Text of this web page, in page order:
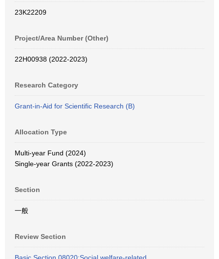
23K22209
Project/Area Number (Other)
22H00938 (2022-2023)
Research Category
Grant-in-Aid for Scientific Research (B)
Allocation Type
Multi-year Fund (2024)
Single-year Grants (2022-2023)
Section
一般
Review Section